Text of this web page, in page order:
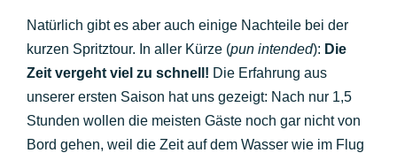
Natürlich gibt es aber auch einige Nachteile bei der
kurzen Spritztour. In aller Kürze (pun intended): Die
Zeit vergeht viel zu schnell! Die Erfahrung aus
unserer ersten Saison hat uns gezeigt: Nach nur 1,5
Stunden wollen die meisten Gäste noch gar nicht von
Bord gehen, weil die Zeit auf dem Wasser wie im Flug